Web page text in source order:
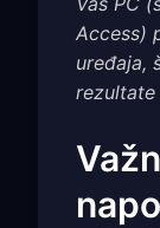
Access)
uređaja,
rezultate